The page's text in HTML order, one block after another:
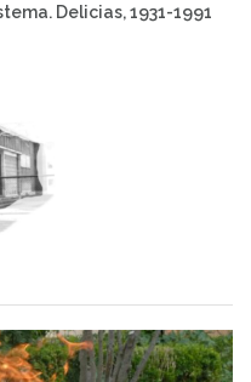
Delicias, 1931-1991